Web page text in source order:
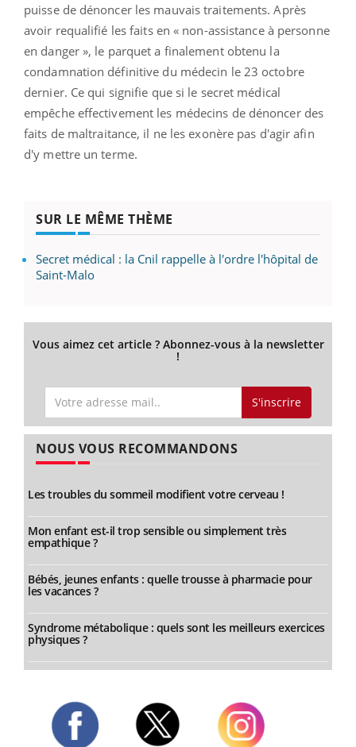
puisse de dénoncer les mauvais traitements. Après
avoir requalifié les faits en « non-assistance à personne
en danger », le parquet a finalement obtenu la
condamnation définitive du médecin le 23 octobre
dernier. Ce qui signifie que si le secret médical
empêche effectivement les médecins de dénoncer des
faits de maltraitance, il ne les exonère pas d'agir afin
d'y mettre un terme.
SUR LE MÊME THÈME
Secret médical : la Cnil rappelle à l'ordre l'hôpital de
Saint-Malo
Vous aimez cet article ? Abonnez-vous à la newsletter
!
S'inscrire
NOUS VOUS RECOMMANDONS
Les troubles du sommeil modifient votre cerveau !
Mon enfant est-il trop sensible ou simplement très
empathique ?
Bébés, jeunes enfants : quelle trousse à pharmacie pour
les vacances ?
Syndrome métabolique : quels sont les meilleurs exercices
physiques ?